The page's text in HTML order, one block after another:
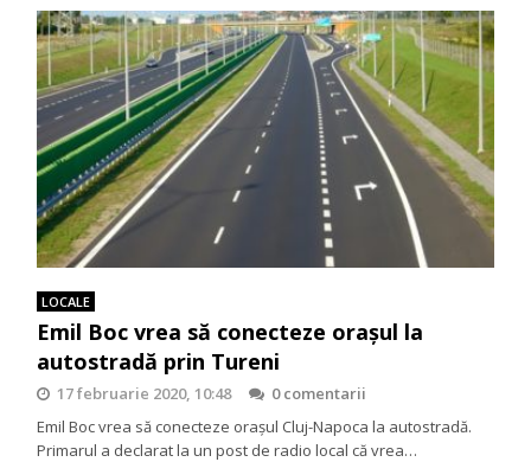
LOCALE
Emil Boc vrea să conecteze orașul la
autostradă prin Tureni
17 februarie 2020, 10:48
0 comentarii
Emil Boc vrea să conecteze orașul Cluj-Napoca la autostradă.
Primarul a declarat la un post de radio local că vrea…